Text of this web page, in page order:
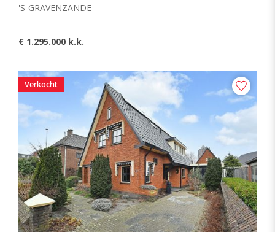
'S-GRAVENZANDE
€ 1.295.000 k.k.
Verkocht